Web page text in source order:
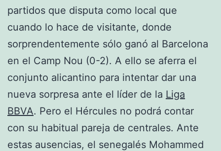
partidos que disputa como local que
cuando lo hace de visitante, donde
sorprendentemente sólo ganó al Barcelona
en el Camp Nou (0-2). A ello se aferra el
conjunto alicantino para intentar dar una
nueva sorpresa ante el líder de la Liga
BBVA. Pero el Hércules no podrá contar
con su habitual pareja de centrales. Ante
estas ausencias, el senegalés Mohammed